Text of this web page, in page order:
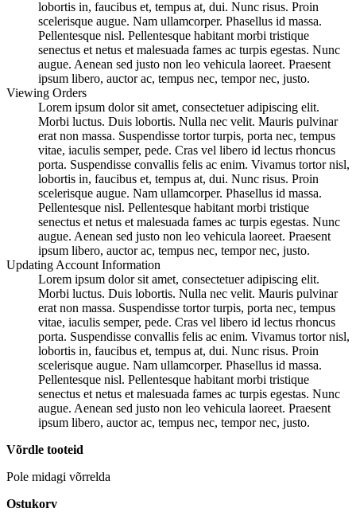
lobortis in, faucibus et, tempus at, dui. Nunc risus. Proin
scelerisque augue. Nam ullamcorper. Phasellus id massa.
Pellentesque nisl. Pellentesque habitant morbi tristique
senectus et netus et malesuada fames ac turpis egestas. Nunc
augue. Aenean sed justo non leo vehicula laoreet. Praesent
ipsum libero, auctor ac, tempus nec, tempor nec, justo.
Viewing Orders
Lorem ipsum dolor sit amet, consectetuer adipiscing elit.
Morbi luctus. Duis lobortis. Nulla nec velit. Mauris pulvinar
erat non massa. Suspendisse tortor turpis, porta nec, tempus
vitae, iaculis semper, pede. Cras vel libero id lectus rhoncus
porta. Suspendisse convallis felis ac enim. Vivamus tortor nisl,
lobortis in, faucibus et, tempus at, dui. Nunc risus. Proin
scelerisque augue. Nam ullamcorper. Phasellus id massa.
Pellentesque nisl. Pellentesque habitant morbi tristique
senectus et netus et malesuada fames ac turpis egestas. Nunc
augue. Aenean sed justo non leo vehicula laoreet. Praesent
ipsum libero, auctor ac, tempus nec, tempor nec, justo.
Updating Account Information
Lorem ipsum dolor sit amet, consectetuer adipiscing elit.
Morbi luctus. Duis lobortis. Nulla nec velit. Mauris pulvinar
erat non massa. Suspendisse tortor turpis, porta nec, tempus
vitae, iaculis semper, pede. Cras vel libero id lectus rhoncus
porta. Suspendisse convallis felis ac enim. Vivamus tortor nisl,
lobortis in, faucibus et, tempus at, dui. Nunc risus. Proin
scelerisque augue. Nam ullamcorper. Phasellus id massa.
Pellentesque nisl. Pellentesque habitant morbi tristique
senectus et netus et malesuada fames ac turpis egestas. Nunc
augue. Aenean sed justo non leo vehicula laoreet. Praesent
ipsum libero, auctor ac, tempus nec, tempor nec, justo.
Võrdle tooteid
Pole midagi võrrelda
Ostukorv